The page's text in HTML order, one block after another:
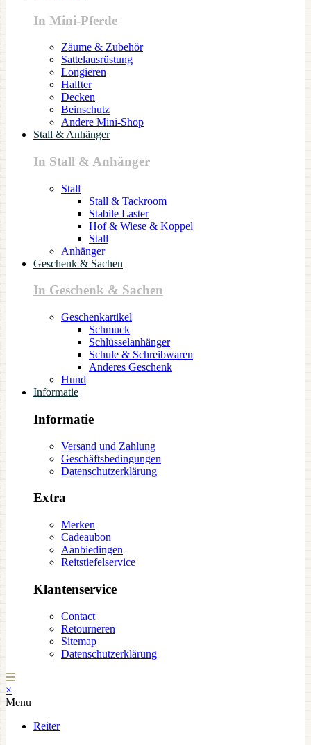
In Mini-Pferde
Zäume & Zubehör
Sattelausrüstung
Longieren
Halfter
Decken
Beinschutz
Andere Mini-Shop
Stall & Anhänger
In Stall & Anhänger
Stall
Stall & Tackroom
Stabile Laster
Hof & Wiese & Koppel
Stall
Anhänger
Geschenk & Sachen
In Geschenk & Sachen
Geschenkartikel
Schmuck
Schlüsselanhänger
Schule & Schreibwaren
Anderes Geschenk
Hund
Informatie
Informatie
Versand und Zahlung
Geschäftsbedingungen
Datenschutzerklärung
Extra
Merken
Cadeaubon
Aanbiedingen
Reitstiefelservice
Klantenservice
Contact
Retourneren
Sitemap
Datenschutzerklärung
×
Menu
Reiter